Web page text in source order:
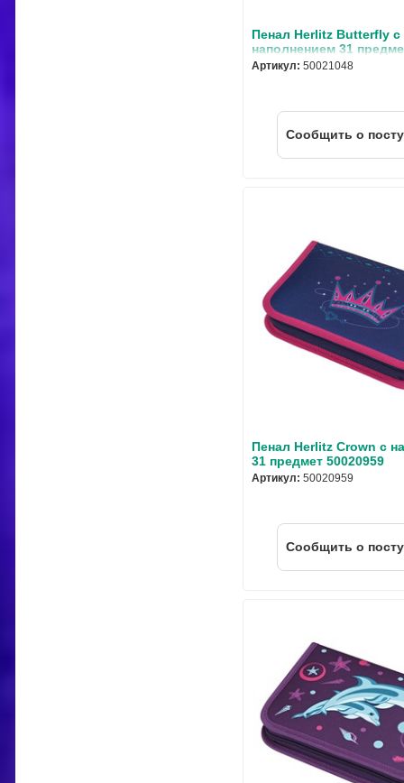
Пенал Herlitz Butterfly с
наполнением 31
50021048
Артикул: 50021048
Cообщить о
Пенал Herlitz Crown с
31 предмет 50020959
Артикул: 50020959
Cообщить о